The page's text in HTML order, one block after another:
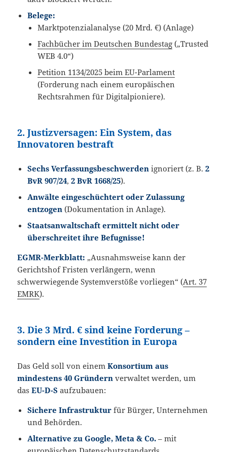
Belege:
Marktpotenzialanalyse (20 Mrd. €) (Anlage)
Fachbücher im Deutschen Bundestag („Trusted
WEB 4.0“)
Petition 1134/2025 beim EU-Parlament
(Forderung nach einem europäischen
Rechtsrahmen für Digitalpioniere).
2. Justizversagen: Ein System, das
Innovatoren bestraft
Sechs Verfassungsbeschwerden ignoriert (z. B.2
BvR 907/24,2 BvR 1668/25).
Anwälte eingeschüchtert oder Zulassung
entzogen (Dokumentation in Anlage).
Staatsanwaltschaft ermittelt nicht oder
überschreitet ihre Befugnisse!
EGMR-Merkblatt: „Ausnahmsweise kann der
Gerichtshof Fristen verlängern, wenn
schwerwiegende Systemverstöße vorliegen“ (Art. 37
EMRK).
3. Die 3 Mrd. € sind keine Forderung –
sondern eine Investition in Europa
Das Geld soll von einemKonsortium aus
mindestens 40 Gründern verwaltet werden, um
dasEU-D-S aufzubauen:
Sichere Infrastruktur für Bürger, Unternehmen
und Behörden.
Alternative zu Google, Meta & Co. – mit